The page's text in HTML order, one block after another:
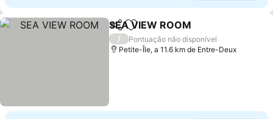
PartilharAdicionar aos favoritos
SEA VIEW ROOM
/
Pontuação não disponível
Petite-Île, a 11.6 km de Entre-Deux